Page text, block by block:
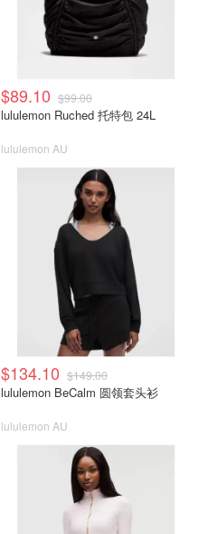
$89.10 $99.00
lululemon Ruched 托特包 24L
lululemon AU
$134.10 $149.00
lululemon BeCalm 圆领套头衫
lululemon AU